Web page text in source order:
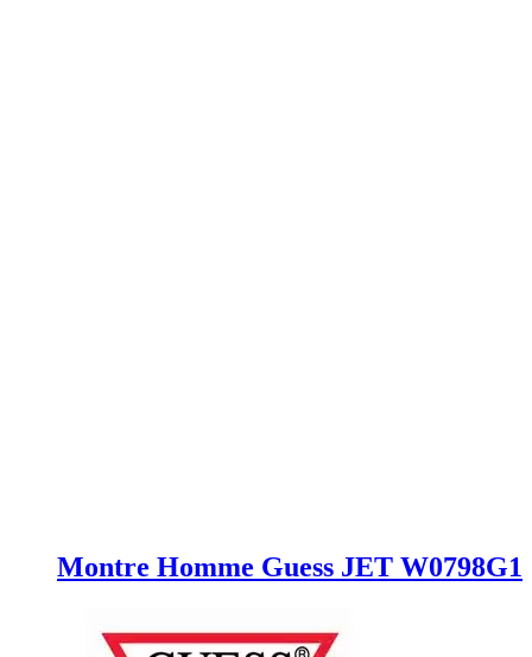
Montre Homme Guess JET W0798G1